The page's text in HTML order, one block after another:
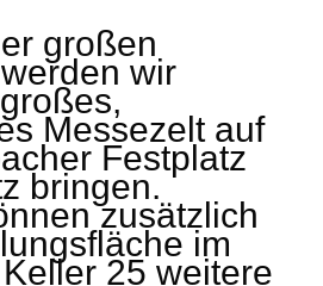
großen
wir
Messezelt auf
Festplatz
bringen.
zusätzlich
im
25 weitere